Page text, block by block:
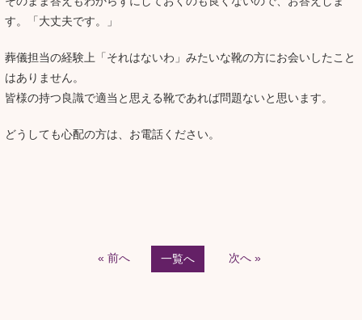
す。「大丈夫です。」
葬儀担当の経験上「それはないわ」みたいな靴の方にお会いしたこと
はありません。
皆様の持つ良識で適当と思える靴であれば問題ないと思います。
どうしても心配の方は、お電話ください。
« 前へ 一覧へ 次へ »